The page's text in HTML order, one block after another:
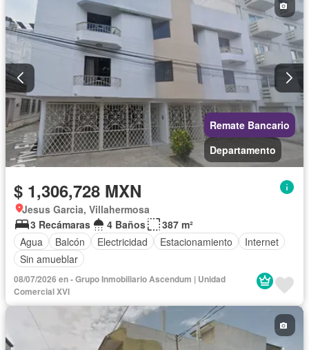
Remate Bancario
Departamento
$ 1,306,728 MXN
Jesus Garcia, Villahermosa
3 Recámaras
4 Baños
387 m²
Agua
Balcón Electricidad Estacionamiento
Internet
Sin amueblar
08/07/2026 en - Grupo Inmobiliario Ascendum | Unidad
Comercial XVI